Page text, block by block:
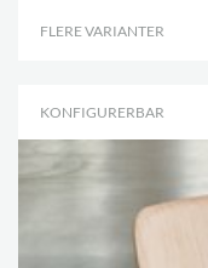
FLERE VARIANTER
KONFIGURERBAR